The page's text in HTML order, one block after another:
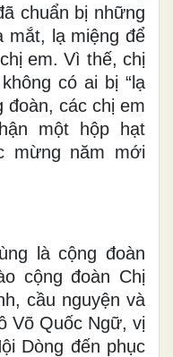
chuẩn bị những
mắt, lạ miệng để
em. Vì thế, chị
có ai bị “lạ
đoàn, các chị em
một hộp hạt
mừng năm mới
là cộng đoàn
cộng đoàn Chị
cầu nguyện và
Võ Quốc Ngữ, vị
Dòng đến phục